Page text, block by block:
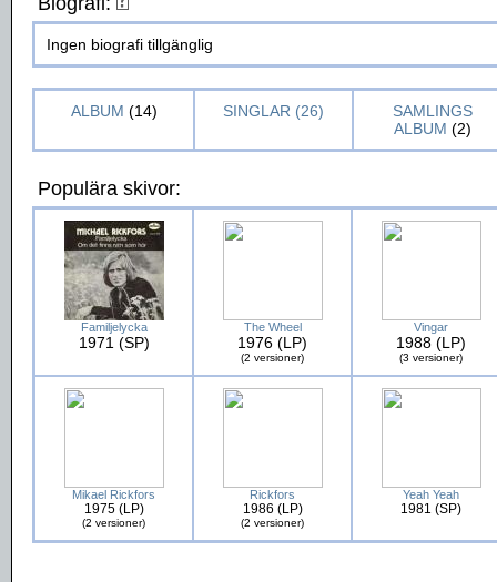
Ingen biografi tillgänglig
ALBUM (14) SINGLAR (26)
SAMLINGS
ALBUM (2)
Populära skivor:
Familjelycka
1971 (SP)
The Wheel
1976 (LP)
(2 versioner)
Vingar
1988 (LP)
(3 versioner)
Mikael Rickfors
1975 (LP)
(2 versioner)
Rickfors
1986 (LP)
(2 versioner)
Yeah Yeah
1981 (SP)